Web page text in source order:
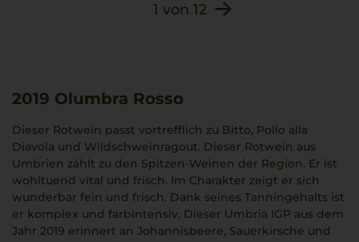
1 von 12
2019 Olumbra Rosso
Dieser Rotwein passt vortrefflich zu Bitto, Pollo alla
Diavola und Wildschweinragout. Dieser Rotwein aus
Umbrien zählt zu den Spitzen-Weinen der Region. Er ist
wohltuend vital und frisch. Im Charakter zeigt er sich
wunderbar fein und frisch. Dank seines Tanningehalts ist
er komplex und farbintensiv. Dieser Umbria IGP aus dem
Jahr 2019 erinnert an Johannisbeere, Sauerkirsche und